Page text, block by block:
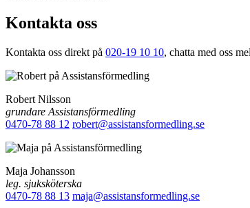
Kontakta oss
Kontakta oss direkt på 020-19 10 10, chatta med oss
Robert Nilsson
grundare Assistansförmedling
0470-78 88 12 robert@assistansformedling.se
Maja Johansson
leg. sjuksköterska
0470-78 88 13 maja@assistansformedling.se